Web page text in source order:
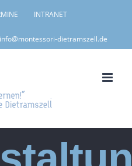
INTRANET
info@montessori-dietramszell.de